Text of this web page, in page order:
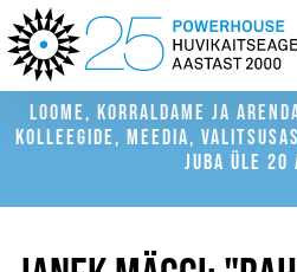
LOOME, KORRALDAME JA
KOLLEEGIDE, MEEDIA,
JUBA ÜLE 20